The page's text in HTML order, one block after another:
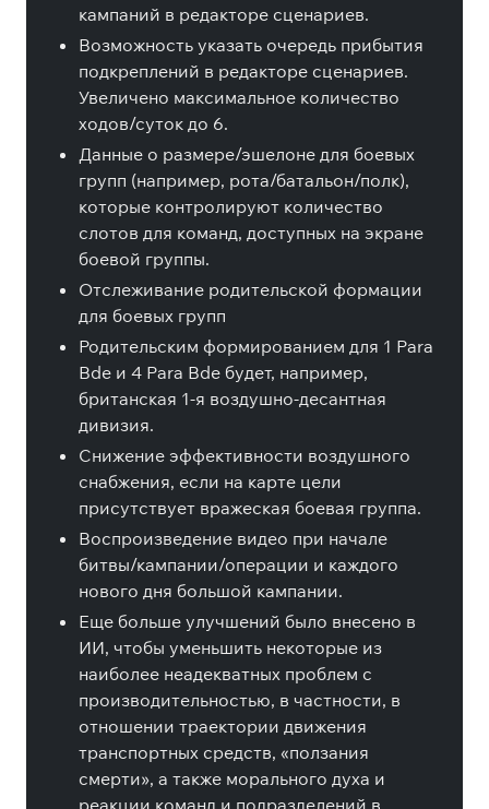
кампаний в редакторе сценариев.
Возможность указать очередь прибытия
подкреплений в редакторе сценариев.
Увеличено максимальное количество
ходов/суток до 6.
Данные о размере/эшелоне для боевых
групп (например, рота/батальон/полк),
которые контролируют количество
слотов для команд, доступных на экране
боевой группы.
Отслеживание родительской формации
для боевых групп
Родительским формированием для 1 Para
Bde и 4 Para Bde будет, например,
британская 1-я воздушно-десантная
дивизия.
Снижение эффективности воздушного
снабжения, если на карте цели
присутствует вражеская боевая группа.
Воспроизведение видео при начале
битвы/кампании/операции и каждого
нового дня большой кампании.
Еще больше улучшений было внесено в
ИИ, чтобы уменьшить некоторые из
наиболее неадекватных проблем с
производительностью, в частности, в
отношении траектории движения
транспортных средств, «ползания
смерти», а также морального духа и
реакции команд и подразделений в